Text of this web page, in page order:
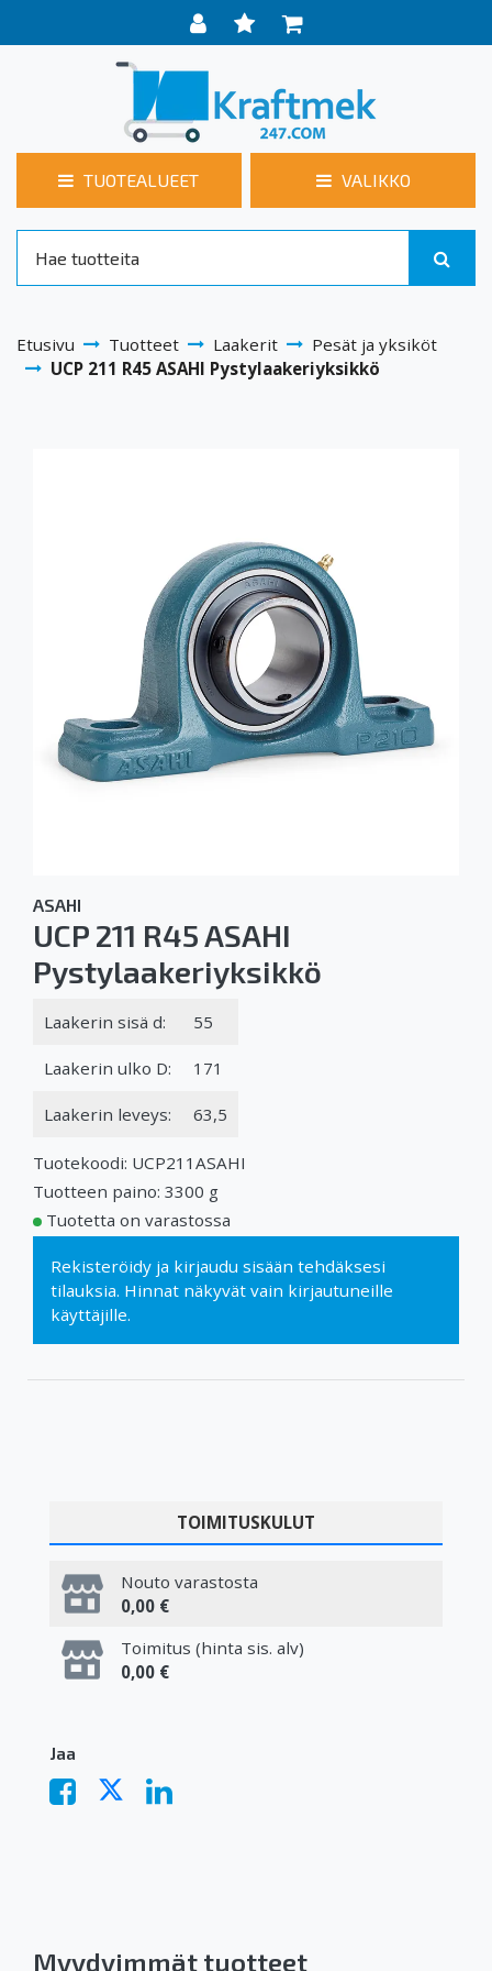
TUOTEALUEET VALIKKO
Etusivu Tuotteet Laakerit
Pesät ja yksiköt
UCP 211 R45 ASAHI Pystylaakeriyksikkö
ASAHI
UCP 211 R45 ASAHI
Pystylaakeriyksikkö
Laakerin sisä d: 55
Laakerin ulko D: 171
Laakerin leveys: 63,5
Tuotekoodi: UCP211ASAHI
Tuotteen paino: 3300 g
Tuotetta on varastossa
Rekisteröidy ja kirjaudu sisään tehdäksesi
tilauksia. Hinnat näkyvät vain kirjautuneille
käyttäjille.
TOIMITUSKULUT
Nouto varastosta
0,00 €
Toimitus (hinta sis. alv)
0,00 €
Jaa
Myydyimmät tuotteet